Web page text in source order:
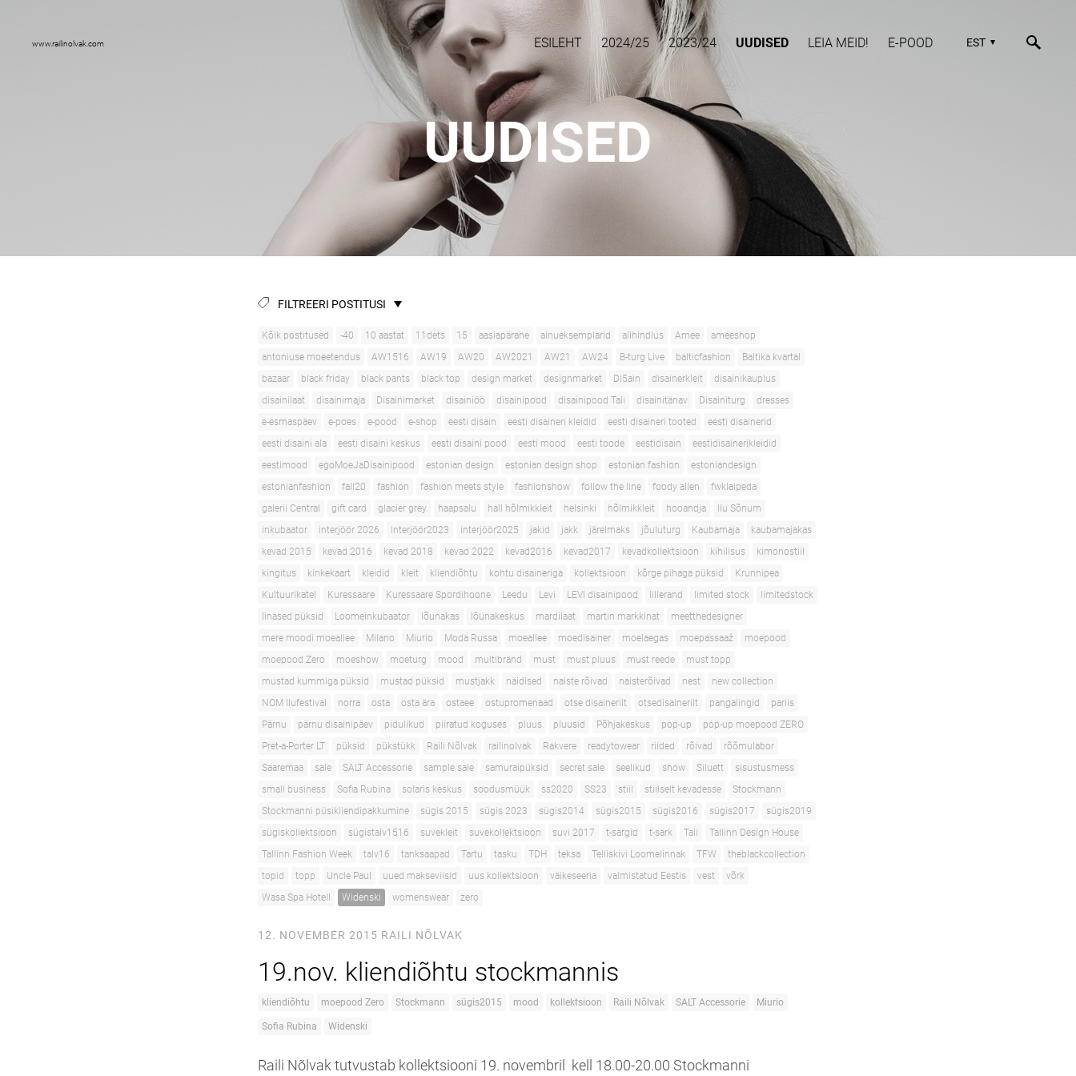
www.railinolvak.com ESILEHT 2024/25 2023/24 UUDISED LEIA MEID! E-POOD EST
UUDISED
FILTREERI POSTITUSI
Kõik postitused -40 10 aastat 11dets 15 aasiapärane ainueksemplarid allhindlus Amee
ameeshop
antoniuse moeetendus
AW1516 AW19 AW20 AW2021 AW21 AW24 B-turg Live balticfashion
Baltika kvartal
bazaar
black friday black pants black top design market designmarket Di5ain disainerkleit
disainikauplus
disainilaat
disainimaja Disainimarket disainiöö disainipood disainipood Tali disainitänav Disainiturg
dresses
e-esmaspäev
e-poes e-pood e-shop eesti disain eesti disaineri kleidid eesti disaineri tooted
eesti disainerid
eesti disaini ala
eesti disaini keskus eesti disaini pood eesti mood eesti toode eestidisain
eestidisainerikleidid
eestimood
egoMoeJaDisainipood estonian design estonian design shop estonian fashion
estoniandesign
estonianfashion
fall20 fashion fashion meets style fashionshow follow the line foody allen
fwklaipeda
galerii Central
gift card glacier grey haapsalu hall hõlmikkleit helsinki hõlmikkleit hooandja
Ilu Sõnum
inkubaator
interjöör 2026 Interjöör2023 interjöör2025 jakid jakk järelmaks jõuluturg Kaubamaja
kaubamajakas
kevad 2015
kevad 2016 kevad 2018 kevad 2022 kevad2016 kevad2017 kevadkollektsioon kihilisus
kimonostiil
kingitus
kinkekaart kleidid kleit kliendiõhtu kohtu disaineriga kollektsioon kõrge pihaga püksid
Krunnipea
Kultuurikatel
Kuressaare Kuressaare Spordihoone Leedu Levi LEVI disainipood lillerand limited stock
limitedstock
linased püksid
Loomeinkubaator lõunakas lõunakeskus mardilaat martin markkinat
meetthedesigner
mere moodi moeallee
Milano Miurio Moda Russa moeallee moedisainer moelaegas moepassaaž
moepood
moepood Zero
moeshow moeturg mood multibränd must must pluus must reede
must topp
mustad kummiga püksid
mustad püksid mustjakk näidised naiste rõivad naisterõivad nest
new collection
NOM Ilufestival
norra osta osta ära ostaee ostupromenaad otse disainerilt otsedisainerilt pangalingid
pariis
Pärnu
pärnu disainipäev pidulikud piiratud koguses pluus pluusid Põhjakeskus pop-up
pop-up moepood ZERO
Pret-a-Porter LT
püksid pükstükk Raili Nõlvak railinolvak Rakvere readytowear riided rõivad
rõõmulabor
Saaremaa
sale SALT Accessorie sample sale samuraipüksid secret sale seelikud show Siluett
sisustusmess
small business
Sofia Rubina solaris keskus soodusmüük ss2020 SS23 stiil stiilselt kevadesse
Stockmann
Stockmanni püsikliendipakkumine
sügis 2015 sügis 2023 sügis2014 sügis2015 sügis2016 sügis2017
sügis2019
sügiskollektsioon
sügistalv1516 suvekleit suvekollektsioon suvi 2017 t-särgid t-särk Tali
Tallinn Design House
Tallinn Fashion Week
talv16 tanksaapad Tartu tasku TDH teksa Telliskivi Loomelinnak TFW
theblackcollection
topid
topp Uncle Paul uued makseviisid uus kollektsioon väikeseeria valmistatud Eestis vest
võrk
Wasa Spa Hotell
Widenski womenswear zero
12. NOVEMBER 2015 RAILI NÕLVAK
19.nov. kliendiõhtu stockmannis
kliendiõhtu moepood Zero Stockmann sügis2015 mood kollektsioon Raili Nõlvak SALT Accessorie Miurio
Sofia Rubina Widenski
Raili Nõlvak tutvustab kollektsiooni 19. novembril kell 18.00-20.00 Stockmanni